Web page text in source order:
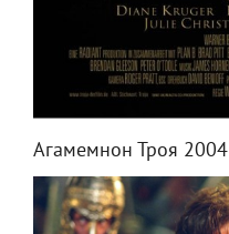
Агамемнон Троя 2004